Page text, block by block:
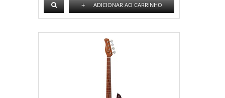
+ ADICIONAR AO CARRINHO